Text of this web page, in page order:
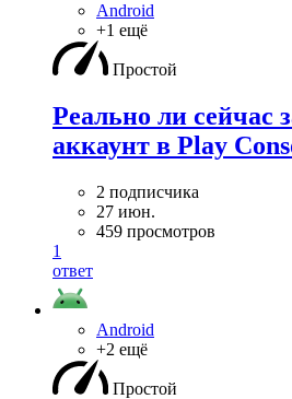
Android
+1 ещё
Простой
Реально ли сейчас
аккаунт в Play
2 подписчика
27 июн.
459 просмотров
1
ответ
Android
+2 ещё
Простой